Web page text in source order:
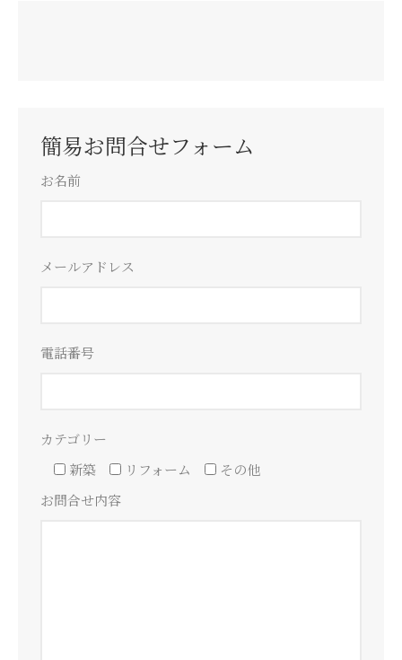
簡易お問合せフォーム
お名前
メールアドレス
電話番号
カテゴリー
新築
リフォーム
その他
お問合せ内容